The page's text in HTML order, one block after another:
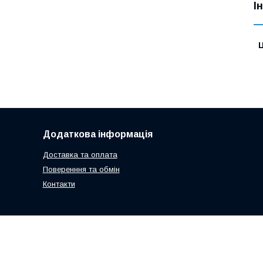
Додаткова інформація
Доставка та оплата
Поверенння та обмін
Контакти